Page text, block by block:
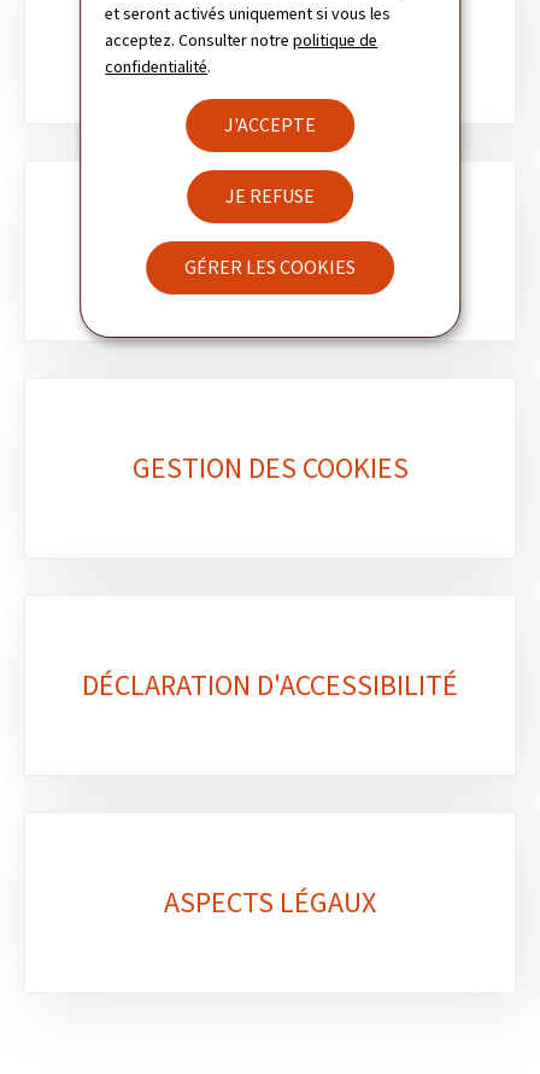
et seront activés uniquement si vous les
acceptez. Consulter notrepolitique de
confidentialité.
J'ACCEPTE
JE REFUSE
GÉRER LES COOKIES
CHARTE DES COOKIES
NEWSLETTER
GESTION DES COOKIES
DÉCLARATION D'ACCESSIBILITÉ
ASPECTS LÉGAUX